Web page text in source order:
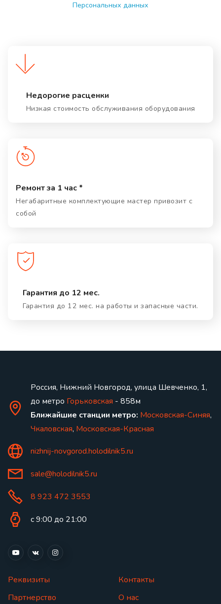
Персональных данных
Недорогие расценки
Низкая стоимость обслуживания оборудования
Ремонт за 1 час *
Негабаритные комплектующие мастер привозит с
собой
Гарантия до 12 мес.
Гарантия до 12 мес. на работы и запасные части.
Россия, Нижний Новгород, улица Шевченко, 1,
до метро Горьковская - 858м
Ближайшие станции метро: Московская-Синяя,
Чкаловская, Московская-Красная
nizhnij-novgorod.holodilnik5.ru
sale@holodilnik5.ru
8 923 472 3553
с 9:00 до 21:00
Реквизиты
Партнерство
Контакты
О нас